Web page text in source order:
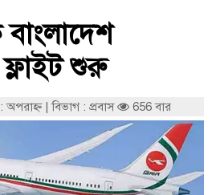
বাংলাদেশ
শুরু
অপরাহ্ণ |বিভাগ : প্রবাস 656 বার